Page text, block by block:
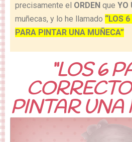
precisamente el ORDEN que YO
muñecas, y lo he llamado “LOS
PARA PINTAR UNA MUÑECA”
“LOS 6
PINTAR UNA